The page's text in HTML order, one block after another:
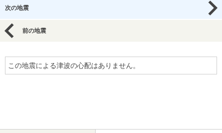
次の地震
前の地震
この地震による津波の心配はありません。